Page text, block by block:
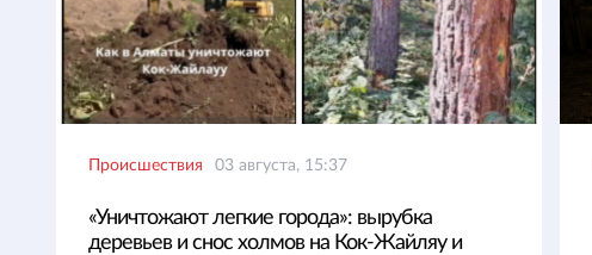
Происшествия 03 августа, 15:37
«Уничтожают легкие города»: вырубка
деревьев и снос холмов на Кок-Жайляу и